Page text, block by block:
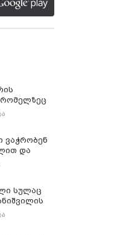
ჩვენი
ვაჭრობენ
და
"ატკატს"
სულაც
არის